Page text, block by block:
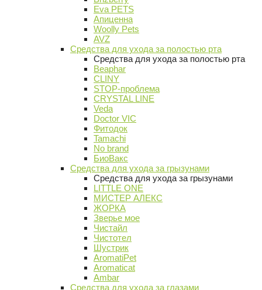
Eva PETS
Апиценна
Woolly Pets
AVZ
Средства для ухода за полостью рта
Средства для ухода за полостью рта
Beaphar
CLINY
STOP-проблема
CRYSTAL LINE
Veda
Doctor VIC
Фитодок
Tamachi
No brand
БиоВакс
Средства для ухода за грызунами
Средства для ухода за грызунами
LITTLE ONE
МИСТЕР АЛЕКС
ЖОРКА
Зверье мое
Чистайл
Чистотел
Шустрик
AromatiPet
Aromaticat
Ambar
Средства для ухода за глазами